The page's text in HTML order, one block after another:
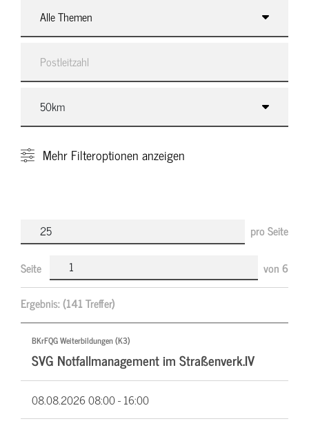
Alle Themen
Mehr Filteroptionen anzeigen
pro Seite
Seite von6
Ergebnis:(141 Treffer)
BKrFQG Weiterbildungen (K3)
SVG Notfallmanagement im Straßenverk.IV
08.08.202608:00 - 16:00